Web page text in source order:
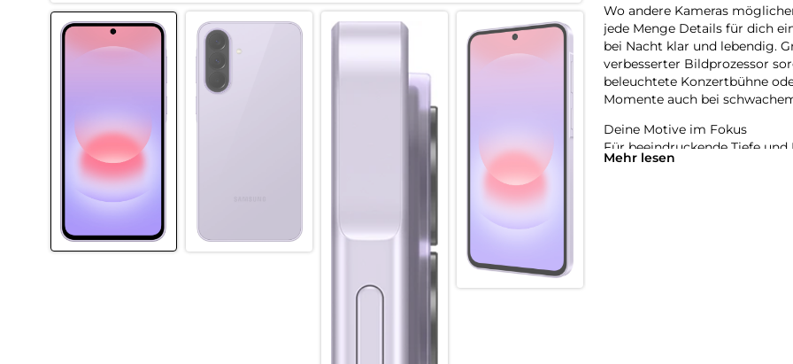
Wo andere Kameras
jede Menge Details für dich
bei Nacht klar und lebendig.
verbesserter Bildprozessor
beleuchtete Konzertbühne
Momente auch bei
Deine Motive im Fokus
Für beeindruckende Tiefe
Er analysiert die Szene und
Mehr lesen